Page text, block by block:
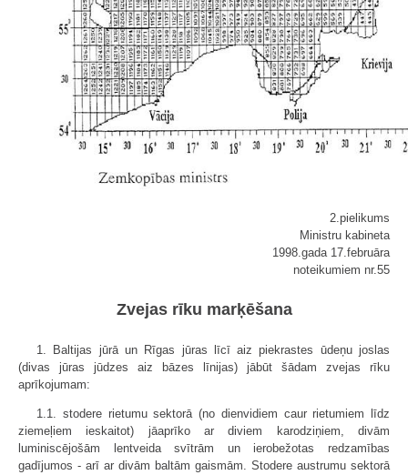
2.pielikums
Ministru kabineta
1998.gada 17.februāra
noteikumiem nr.55
Zvejas rīku marķēšana
1. Baltijas jūrā un Rīgas jūras līcī aiz piekrastes ūdeņu joslas
(divas jūras jūdzes aiz bāzes līnijas) jābūt šādam zvejas rīku
aprīkojumam:
1.1. stodere rietumu sektorā (no dienvidiem caur rietumiem līdz
ziemeļiem ieskaitot) jāaprīko ar diviem karodziņiem, divām
luminiscējošām lentveida svītrām un ierobežotas redzamības
gadījumos - arī ar divām baltām gaismām. Stodere austrumu sektorā